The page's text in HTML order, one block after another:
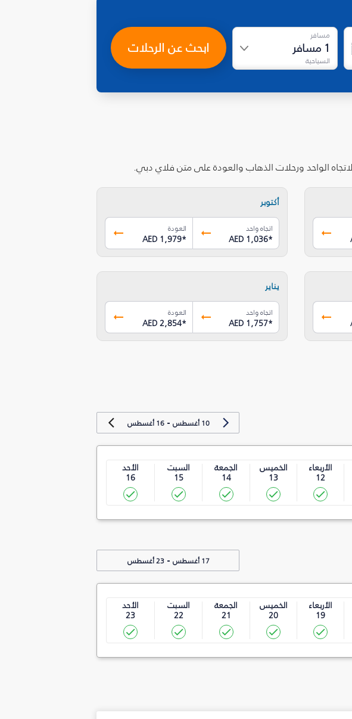
مسافر
1 مسافر
السياحية
ابحث عن الرحلات
الواحد ورحلات الذهاب والعودة على متن فلاي دبي.
أكتوبر
اتجاه واحد
AED 1,036*
العودة
AED 1,979*
يناير
اتجاه واحد
AED 1,757*
العودة
AED 2,854*
10 أغسطس -16 أغسطس
الأربعاء
12
الخميس
13
الجمعة
14
السبت
15
الأحد
16
17 أغسطس -23 أغسطس
الأربعاء
19
الخميس
20
الجمعة
21
السبت
22
الأحد
23